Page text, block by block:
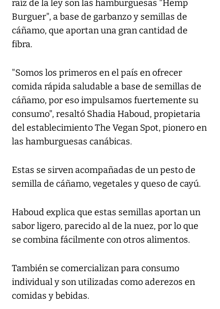
raíz de la ley son las hamburguesas "Hemp
Burguer", a base de garbanzo y semillas de
cáñamo, que aportan una gran cantidad de
fibra.
"Somos los primeros en el país en ofrecer
comida rápida saludable a base de semillas de
cáñamo, por eso impulsamos fuertemente su
consumo", resaltó Shadia Haboud, propietaria
del establecimiento The Vegan Spot, pionero en
las hamburguesas canábicas.
Estas se sirven acompañadas de un pesto de
semilla de cáñamo, vegetales y queso de cayú.
Haboud explica que estas semillas aportan un
sabor ligero, parecido al de la nuez, por lo que
se combina fácilmente con otros alimentos.
También se comercializan para consumo
individual y son utilizadas como aderezos en
comidas y bebidas.